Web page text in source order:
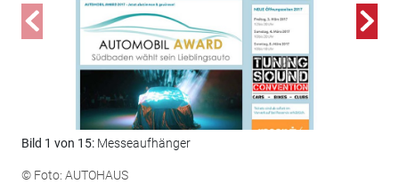
Bild 1 von 15: Messeaufhänger
© Foto: AUTOHAUS